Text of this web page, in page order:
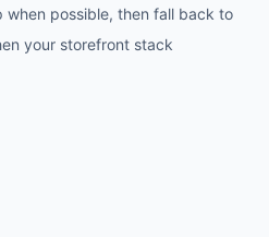
possible, then fall back to
your storefront stack